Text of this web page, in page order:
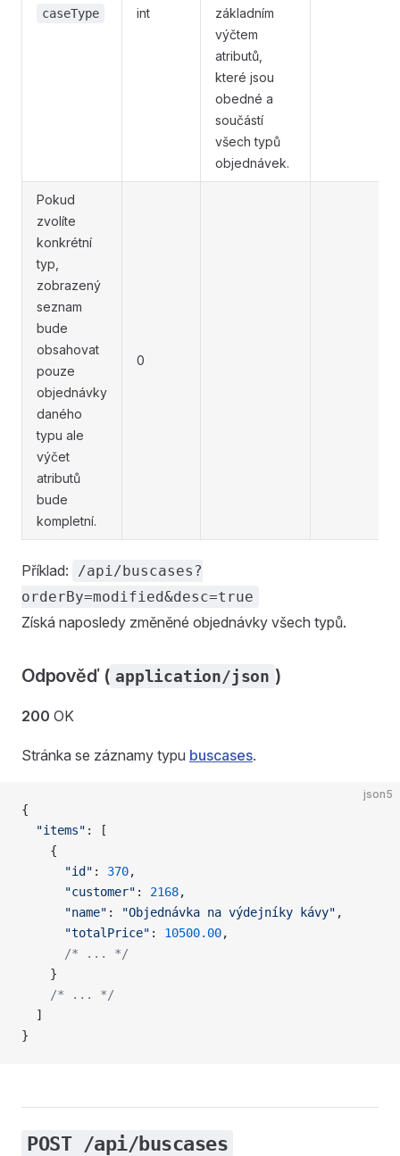
caseType int
základním
výčtem
atributů,
které jsou
obedné a
součástí
všech typů
objednávek.
Pokud
zvolíte
konkrétní
typ,
zobrazený
seznam
bude
obsahovat
pouze
objednávky
daného
typu ale
výčet
atributů
bude
kompletní.
0
Příklad:
/api/buscases?
orderBy=modified&desc=true
Získá naposledy změněné objednávky všech typů.
Odpověď ( application/json )
200 OK
Stránka se záznamy typu buscases.
json5
{
  "items"
: [
    {
      "id"
: 370,
      "customer"
: 2168,
      "name"
: "Objednávka na výdejníky kávy" ,
      "totalPrice"
: 10500.00,
      /* ... */
    }
    /* ... */
  ]
}
POST /api/buscases